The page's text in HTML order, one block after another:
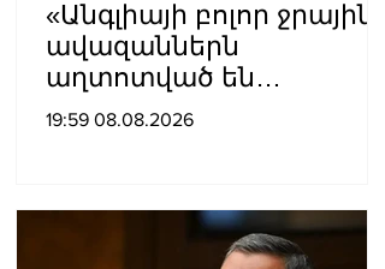
«Անգլիայի բոլոր ջրային
ավազաններն
աղտոտված են
թունավոր քիմիական
19:59 08.08.2026